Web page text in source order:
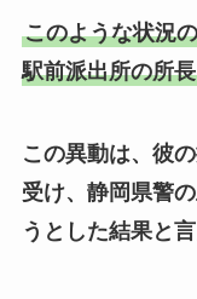
このような状況
駅前派出所の所
この異動は、彼
受け、静岡県警
うとした結果と言